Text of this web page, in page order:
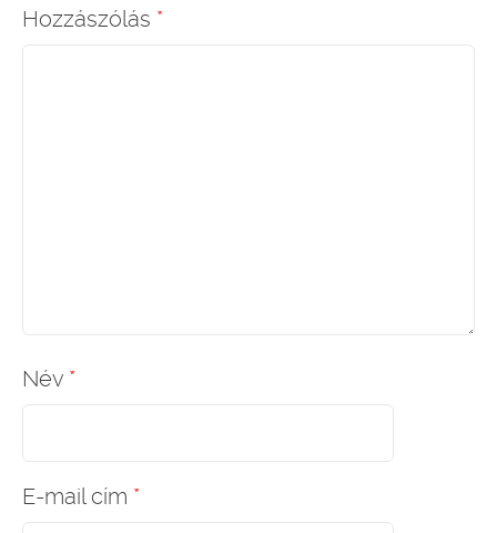
Hozzászólás *
Név *
E-mail cím *